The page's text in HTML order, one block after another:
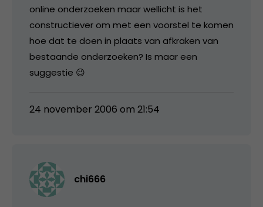
online onderzoeken maar wellicht is het
constructiever om met een voorstel te komen
hoe dat te doen in plaats van afkraken van
bestaande onderzoeken? Is maar een
suggestie 😉
24 november 2006 om 21:54
chi666